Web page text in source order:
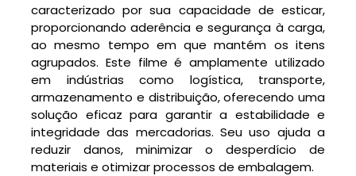
caracterizado por sua capacidade de esticar,
proporcionando aderência e segurança à carga,
ao mesmo tempo em que mantém os itens
agrupados. Este filme é amplamente utilizado
em indústrias como logística, transporte,
armazenamento e distribuição, oferecendo uma
solução eficaz para garantir a estabilidade e
integridade das mercadorias. Seu uso ajuda a
reduzir danos, minimizar o desperdício de
materiais e otimizar processos de embalagem.